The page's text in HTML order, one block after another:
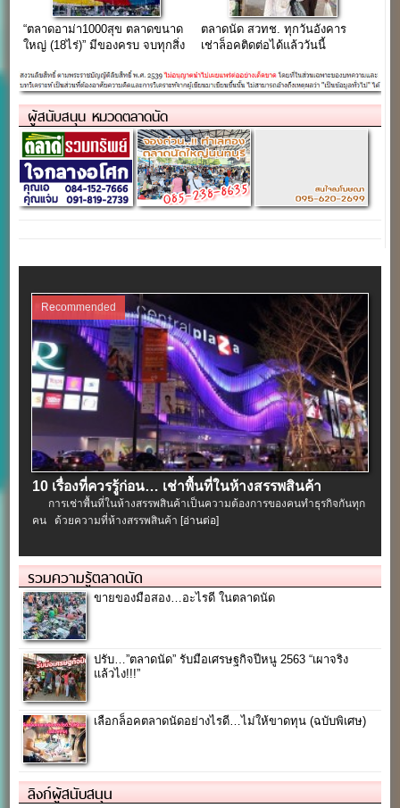
“ตลาดอาม่า1000สุข ตลาดขนาด
ใหญ่ (18ไร่)” มีของครบ จบทุกสิ่ง
ตลาดนัด สวทช. ทุกวันอังคาร
เช่าล็อคติดต่อได้แล้ววันนี้
ผู้สนับสนุน หมวดตลาดนัด
Recommended
10 เรื่องที่ควรรู้ก่อน… เช่าพื้นที่ในห้างสรรพสินค้า
การเช่าพื้นที่ในห้างสรรพสินค้าเป็นความต้องการของคนทำธุรกิจกันทุก
คน ด้วยความที่ห้างสรรพสินค้า [อ่านต่อ]
รวมความรู้ตลาดนัด
ขายของมือสอง…อะไรดี ในตลาดนัด
ปรับ…”ตลาดนัด” รับมือเศรษฐกิจปีหนู 2563 “เผาจริง
แล้วไง!!!”
เลือกล็อคตลาดนัดอย่างไรดี…ไม่ให้ขาดทุน (ฉบับพิเศษ)
ลิงก์ผู้สนับสนุน